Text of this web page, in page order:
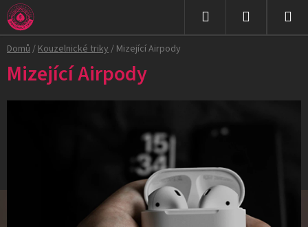
Přejít
na
obsah
Domů/Kouzelnické triky/ Mizející Airpody
Mizející Airpody